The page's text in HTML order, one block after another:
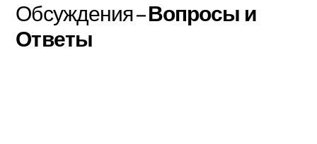
Обсуждения –Вопросы и
Ответы